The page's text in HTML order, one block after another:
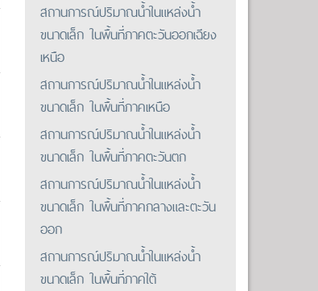
สถานการณ์ปริมาณน้ำในแหล่งน้ำ
ขนาดเล็ก ในพื้นที่ภาคตะวันออกเฉียง
เหนือ
สถานการณ์ปริมาณน้ำในแหล่งน้ำ
ขนาดเล็ก ในพื้นที่ภาคเหนือ
สถานการณ์ปริมาณน้ำในแหล่งน้ำ
ขนาดเล็ก ในพื้นที่ภาคตะวันตก
สถานการณ์ปริมาณน้ำในแหล่งน้ำ
ขนาดเล็ก ในพื้นที่ภาคกลางและตะวัน
ออก
สถานการณ์ปริมาณน้ำในแหล่งน้ำ
ขนาดเล็ก ในพื้นที่ภาคใต้